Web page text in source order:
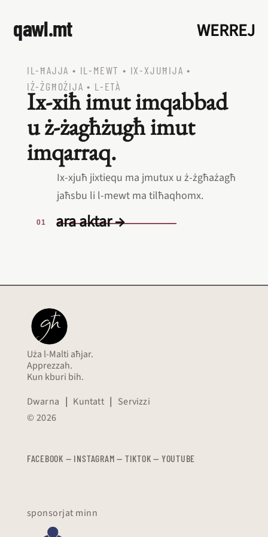
qawl.mt WERREJ
IL‑ĦAJJA • IL‑MEWT • IX‑XJUĦIJA •
IŻ‑ŻGĦOŻIJA • L‑ETÀ
Ix‑xiħ imut imqabbad
u ż‑żagħżugħ imut
imqarraq.
Ix‑xjuħ jixtiequ ma jmutux u ż‑żgħażagħ
jaħsbu li l‑mewt ma tilħaqhomx.
ara aktar →
Uża l-Malti aħjar.
Apprezzah.
Kun kburi bih.
Dwarna | Kuntatt | Servizzi
© 2026
FACEBOOK — INSTAGRAM — TIKTOK — YOUTUBE
sponsorjat minn